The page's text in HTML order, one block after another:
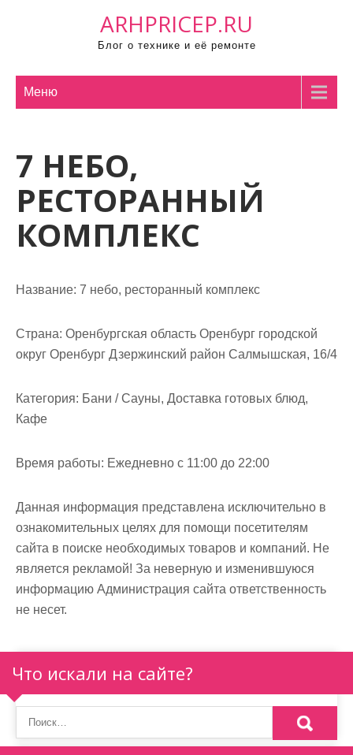
ARHPRICEP.RU
Блог о технике и её ремонте
Меню
7 НЕБО,
РЕСТОРАННЫЙ
КОМПЛЕКС
Название: 7 небо, ресторанный комплекс
Страна: Оренбургская область Оренбург городской
округ Оренбург Дзержинский район Салмышская, 16/4
Категория: Бани / Сауны, Доставка готовых блюд,
Кафе
Время работы: Ежедневно с 11:00 до 22:00
Данная информация представлена исключительно в
ознакомительных целях для помощи посетителям
сайта в поиске необходимых товаров и компаний. Не
является рекламой! За неверную и изменившуюся
информацию Администрация сайта ответственность
не несет.
Что искали на сайте?